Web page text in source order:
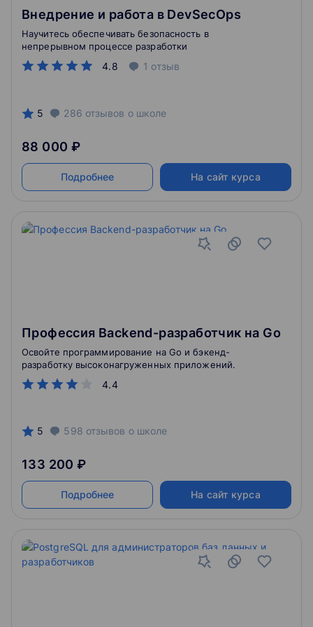
Внедрение и работа в DevSecOps
4.8 1 отзыв
Научитесь обеспечивать безопасность в
непрерывном процессе разработки
5 286 отзывов о школе
88 000 ₽
Подробнее На сайт курса
Профессия Backend-разработчик на Go
4.4
Освойте программирование на Go и бэкенд-
разработку высоконагруженных приложений.
5 598 отзывов о школе
133 200 ₽
Подробнее На сайт курса